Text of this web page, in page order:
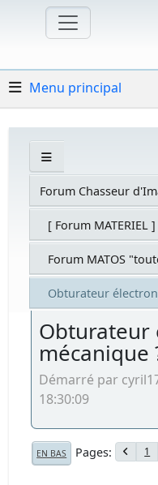
Menu principal
Forum Chasseur
[ Forum MATERIEL ]
Forum MATOS
Obturateur
Obturateur
mécanique
Démarré par
18:30:09
EN BAS Pages 1